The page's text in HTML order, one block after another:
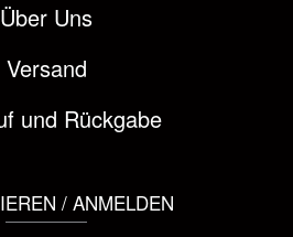
Über Uns
Versand
und Rückgabe
/ ANMELDEN